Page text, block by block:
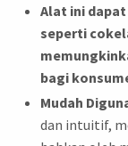
Alat ini
seperti
bagi
Mudah
dan intuitif,